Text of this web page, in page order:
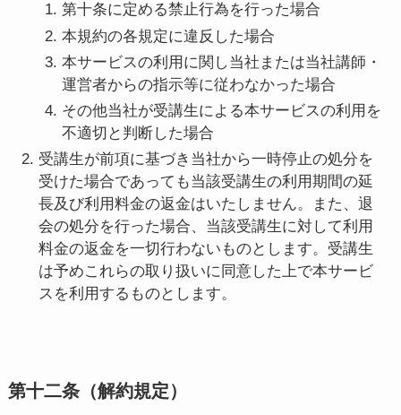
第十条に定める禁止行為を行った場合
本規約の各規定に違反した場合
本サービスの利用に関し当社または当社講師・
運営者からの指示等に従わなかった場合
その他当社が受講生による本サービスの利用を
不適切と判断した場合
受講生が前項に基づき当社から一時停止の処分を
受けた場合であっても当該受講生の利用期間の延
長及び利用料金の返金はいたしません。また、退
会の処分を行った場合、当該受講生に対して利用
料金の返金を一切行わないものとします。受講生
は予めこれらの取り扱いに同意した上で本サービ
スを利用するものとします。
第十二条（解約規定）